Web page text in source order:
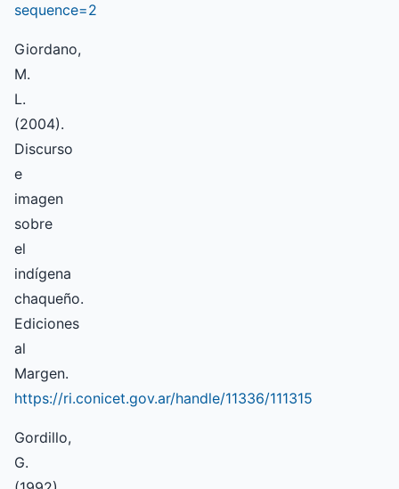
sequence=2
Giordano,
M.
L.
(2004).
Discurso
e
imagen
sobre
el
indígena
chaqueño.
Ediciones
al
Margen.
https://ri.conicet.gov.ar/handle/11336/111315
Gordillo,
G.